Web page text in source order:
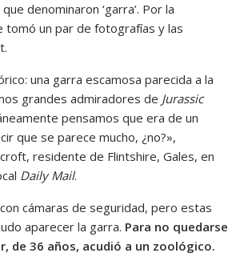
denominaron ‘garra’. Por la
tomó un par de fotografías y las
una garra escamosa parecida a la
grandes admiradores de Jurassic
pensamos que era de un
que se parece mucho, ¿no?»,
residente de Flintshire, Gales, en
Daily Mail.
cámaras de seguridad, pero estas
aparecer la garra. Para no quedarse
de 36 años, acudió a un zoológico.